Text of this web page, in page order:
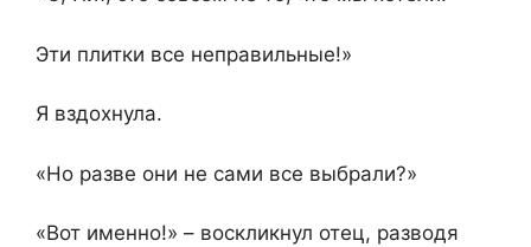
Эти плитки все неправильные!»
Я вздохнула.
«Но разве они не сами все выбрали?»
«Вот именно!» – воскликнул отец, разводя